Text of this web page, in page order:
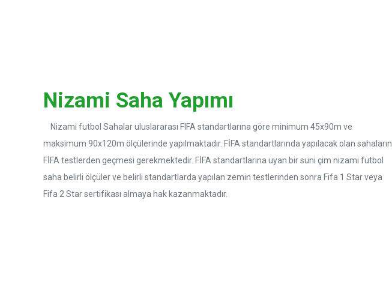
Nizami Saha Yapımı
Nizami futbol Sahalar uluslararası FIFA standartlarına göre minimum 45x90m ve
maksimum 90x120m ölçülerinde yapılmaktadır. FİFA standartlarında yapılacak olan sahaların
FİFA testlerden geçmesi gerekmektedir. FİFA standartlarına uyan bir suni çim nizami futbol
saha belirli ölçüler ve belirli standartlarda yapılan zemin testlerinden sonra Fifa 1 Star veya
Fifa 2 Star sertifikası almaya hak kazanmaktadır.